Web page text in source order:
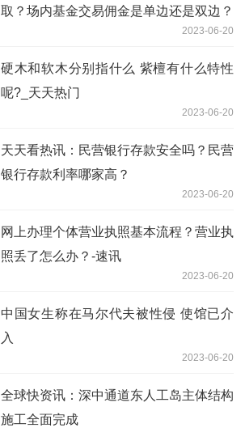
取？场内基金交易佣金是单边还是双边？
2023-06-20
硬木和软木分别指什么 紫檀有什么特性
呢?_天天热门
2023-06-20
天天看热讯：民营银行存款安全吗？民营
银行存款利率哪家高？
2023-06-20
网上办理个体营业执照基本流程？营业执
照丢了怎么办？-速讯
2023-06-20
中国女生称在马尔代夫被性侵 使馆已介
入
2023-06-20
全球快资讯：深中通道东人工岛主体结构
施工全面完成